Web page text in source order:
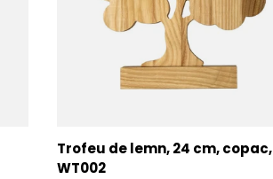
Trofeu de lemn, 24 cm, copac,
WT002